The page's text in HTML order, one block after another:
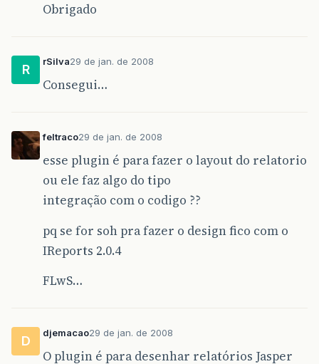
Obrigado
R
rSilva29 de jan. de 2008
Consegui…
feltraco29 de jan. de 2008
esse plugin é para fazer o layout do relatorio
ou ele faz algo do tipo
integração com o codigo ??
pq se for soh pra fazer o design fico com o
IReports 2.0.4
FLwS…
D
djemacao29 de jan. de 2008
O plugin é para desenhar relatórios Jasper